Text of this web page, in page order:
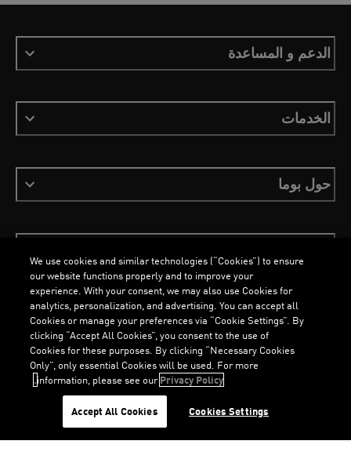
L
O
A
D
I
NG
.
..
الدعم و المساعدة
الخدمات
حول بوما
ملفات تعريف الارتباطسياسة الخصوصيةImprint
العربية
جميع الحقوق محفوظة © PUMA, 2026
We use cookies and similar technologies (“Cookies”) to ensure
our website functions properly and to improve your
experience. With your consent, we may also use Cookies for
analytics, personalization, and advertising. You can accept all
Cookies or manage your preferences via “Cookie Settings”. By
clicking “Accept All Cookies”, you consent to the use of
Cookies for these purposes. By clicking “Necessary Cookies
Only”, only essential Cookies will be used. For more
information, please see ourPrivacy Policy.
Cookies Settings
Accept All Cookies